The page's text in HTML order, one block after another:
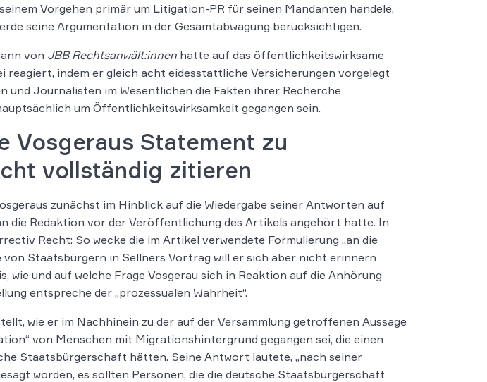
Vorgehen primär um Litigation-PR für seinen Mandanten handele,
seine Argumentation in der Gesamtabwägung berücksichtigen.
von JBB Rechtsanwält:innen hatte auf das öffentlichkeitswirksame
reagiert, indem er gleich acht eidesstattliche Versicherungen vorgelegt
und Journalisten im Wesentlichen die Fakten ihrer Recherche
um Öffentlichkeitswirksamkeit gegangen sein.
Vosgeraus Statement zu
vollständig zitieren
zunächst im Hinblick auf die Wiedergabe seiner Antworten auf
die Redaktion vor der Veröffentlichung des Artikels angehört hatte. In
Recht: So wecke die im Artikel verwendete Formulierung „an die
von Staatsbürgern in Sellners Vortrag will er sich aber nicht erinnern
wie und auf welche Frage Vosgerau sich in Reaktion auf die Anhörung
entspreche der „prozessualen Wahrheit“.
wie er im Nachhinein zu der auf der Versammlung getroffenen Aussage
von Menschen mit Migrationshintergrund gegangen sei, die einen
Staatsbürgerschaft hätten. Seine Antwort lautete, „nach seiner
worden, es sollten Personen, die die deutsche Staatsbürgerschaft